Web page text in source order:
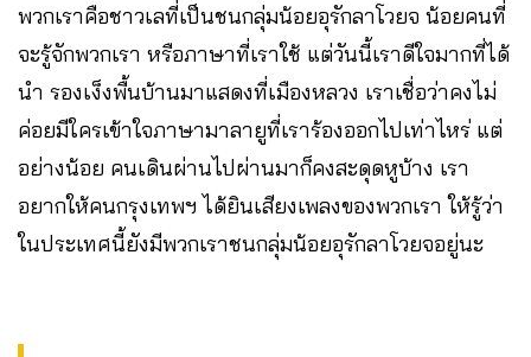
พวกเราคือชาวเลที่เป็นชนกลุ่มน้อยอุรักลาโวยจ น้อยคนที่
จะรู้จักพวกเรา หรือภาษาที่เราใช้ แต่วันนี้เราดีใจมากที่ได้
นำ รองเง็งพื้นบ้านมาแสดงที่เมืองหลวง เราเชื่อว่าคงไม่
ค่อยมีใครเข้าใจภาษามาลายูที่เราร้องออกไปเท่าไหร่ แต่
อย่างน้อย คนเดินผ่านไปผ่านมาก็คงสะดุดหูบ้าง เรา
อยากให้คนกรุงเทพฯ ได้ยินเสียงเพลงของพวกเรา ให้รู้ว่า
ในประเทศนี้ยังมีพวกเราชนกลุ่มน้อยอุรักลาโวยจอยู่นะ